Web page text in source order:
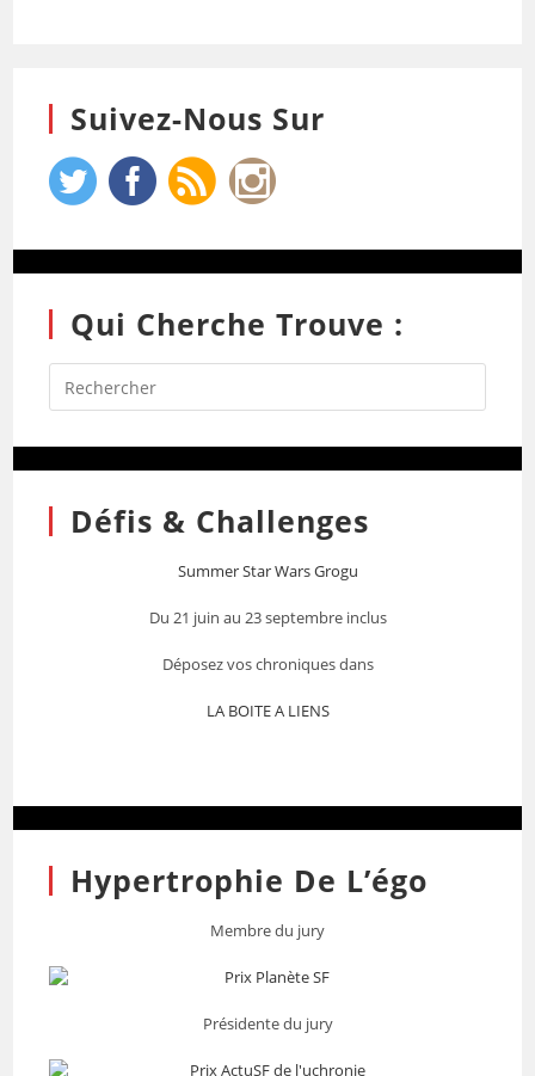
Suivez-Nous Sur
Qui Cherche Trouve :
Défis & Challenges
Summer Star Wars Grogu
Du 21 juin au 23 septembre inclus
Déposez vos chroniques dans
LA BOITE A LIENS
Hypertrophie De L’égo
Membre du jury
Présidente du jury